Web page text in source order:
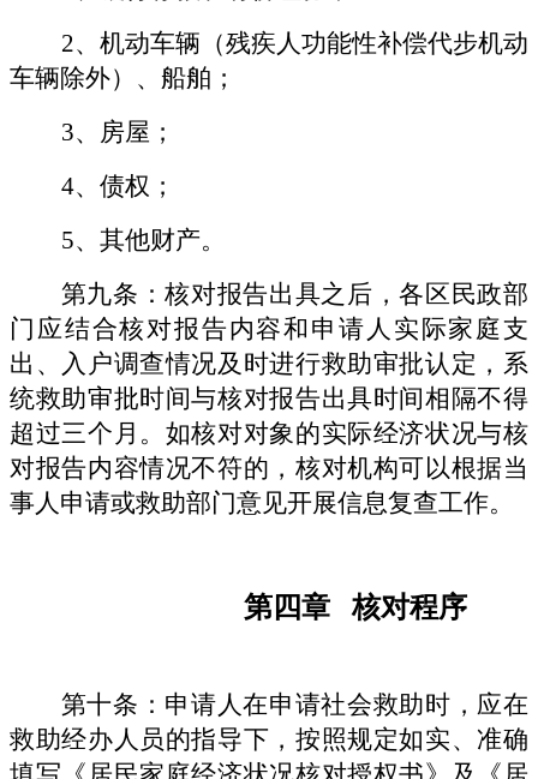
2、机动车辆（残疾人功能性补偿代步机动
车辆除外）、船舶；
3、房屋；
4、债权；
5、其他财产。
第九条：核对报告出具之后，各区民政部
门应结合核对报告内容和申请人实际家庭支
出、入户调查情况及时进行救助审批认定，系
统救助审批时间与核对报告出具时间相隔不得
超过三个月。如核对对象的实际经济状况与核
对报告内容情况不符的，核对机构可以根据当
事人申请或救助部门意见开展信息复查工作。
第四章 核对程序
第十条：申请人在申请社会救助时，应在
救助经办人员的指导下，按照规定如实、准确